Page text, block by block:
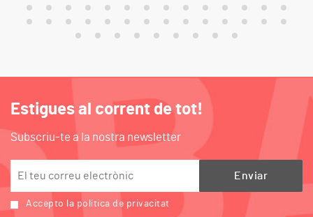
Estigues al corrent de tot!
Subscriu-te a la nostra newsletter
Accepto la política de privacitat